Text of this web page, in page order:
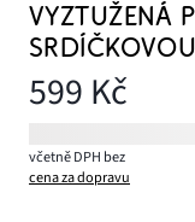
VYZTUŽENÁ
599 Kč
včetně DPH bez
cena za dopravu